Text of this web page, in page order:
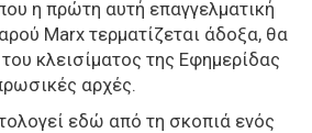
η πρώτη αυτή επαγγελματική
Marx τερματίζεται άδοξα, θα
κλεισίματος της Εφημερίδας
αρχές.
εδώ από τη σκοπιά ενός